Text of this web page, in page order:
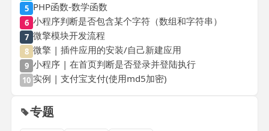
5 PHP函数-数学函数
6 小程序判断是否包含某个字符（数组和字符串）
7 微擎模块开发流程
8 微擎 | 插件应用的安装/自己新建应用
9 小程序 | 在首页判断是否登录并登陆执行
10 实例 | 支付宝支付(使用md5加密)
专题